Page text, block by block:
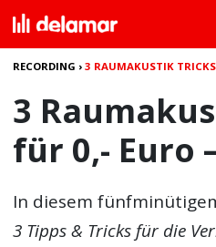
RECORDING ›3 RAUMAKUSTIK
3
für 0,- Euro
In diesem
3 Tipps & Tricks für die